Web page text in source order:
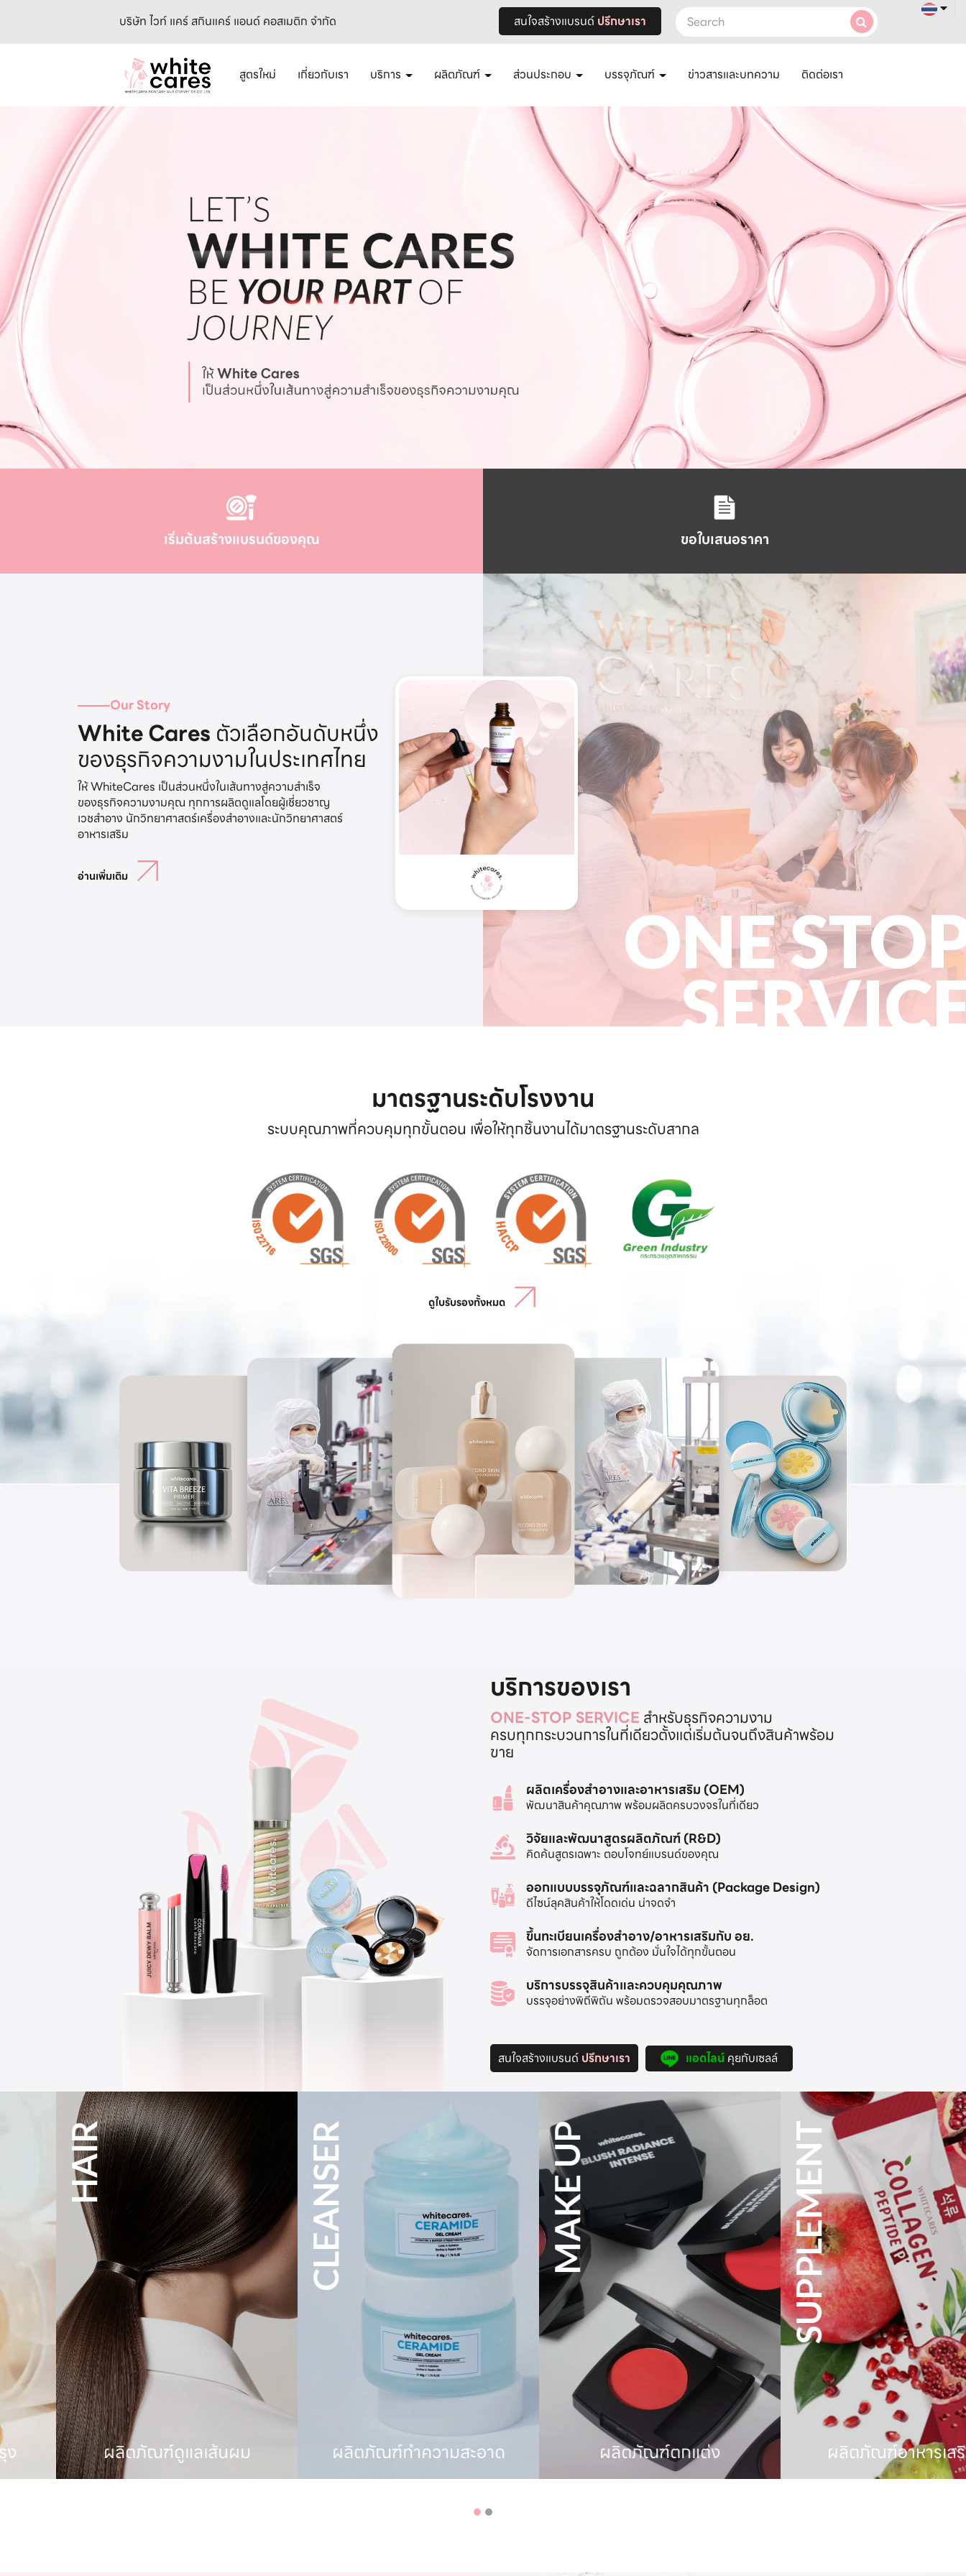
บริษัท ไวท์ แคร์ สกินแคร์ แอนด์ คอสเมติก จำกัด สนใจสร้างแบรนด์ ปรึกษาเรา
สูตรใหม่ เกี่ยวกับเรา บริการ ผลิตภัณฑ์ ส่วนประกอบ บรรจุภัณฑ์ ข่าวสารและบทความ ติดต่อเรา
เริ่มต้นสร้างแบรนด์ของคุณ ขอใบเสนอราคา
Our Story
White Cares ตัวเลือกอันดับหนึ่ง
ของธุรกิจความงามในประเทศไทย
ให้ WhiteCares เป็นส่วนหนึ่งในเส้นทางสู่ความสำเร็จ
ของธุรกิจความงามคุณ ทุกการผลิตดูแลโดยผู้เชี่ยวชาญ
เวชสำอาง นักวิทยาศาสตร์เครื่องสำอางและนักวิทยาศาสตร์
อ่านเพิ่มเติม
ONE
มาตรฐานระดับโรงงาน
ระบบคุณภาพที่ควบคุมทุกขั้นตอน เพื่อให้ทุกชิ้นงานได้มาตรฐานระดับสากล
ดูใบรับรองทั้งหมด
บริการของเรา
ONE-STOP SERVICE สำหรับธุรกิจความงาม
ครบทุกกระบวนการในที่เดียวตั้งแต่เริ่มต้นจนถึงสินค้าพร้อม
ขาย
ผลิตเครื่องสำอางและอาหารเสริม (OEM)
พัฒนาสินค้าคุณภาพ พร้อมผลิตครบวงจรในที่เดียว
วิจัยและพัฒนาสูตรผลิตภัณฑ์ (R&D)
คิดค้นสูตรเฉพาะ ตอบโจทย์แบรนด์ของคุณ
ออกแบบบรรจุภัณฑ์และฉลากสินค้า (Package Design)
ดีไซน์ลุคสินค้าให้โดดเด่น น่าจดจำ
ขึ้นทะเบียนเครื่องสำอาง/อาหารเสริมกับ อย.
จัดการเอกสารครบ ถูกต้อง มั่นใจได้ทุกขั้นตอน
บริการบรรจุสินค้าและควบคุมคุณภาพ
บรรจุอย่างพิถีพิถัน พร้อมตรวจสอบมาตรฐานทุกล็อต
สนใจสร้างแบรนด์ ปรึกษาเรา แอดไลน์ คุยกับเซลล์
ผลิตภัณฑ์ดูแลเส้นผม
CLEANSER
ผลิตภัณฑ์ทำความสะอาด
MAKE UP
ผลิตภัณฑ์ตกแต่ง
SUPPLEMENT
ผลิตภัณฑ์อาหารเสริม